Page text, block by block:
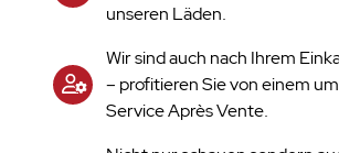
unseren Läden.
Wir sind auch nach Ihrem
– profitieren Sie von einem
Service Après Vente.